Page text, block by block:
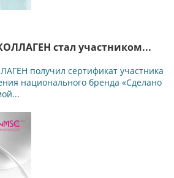
стал участником...
получил сертификат участника
национального бренда «Сделано